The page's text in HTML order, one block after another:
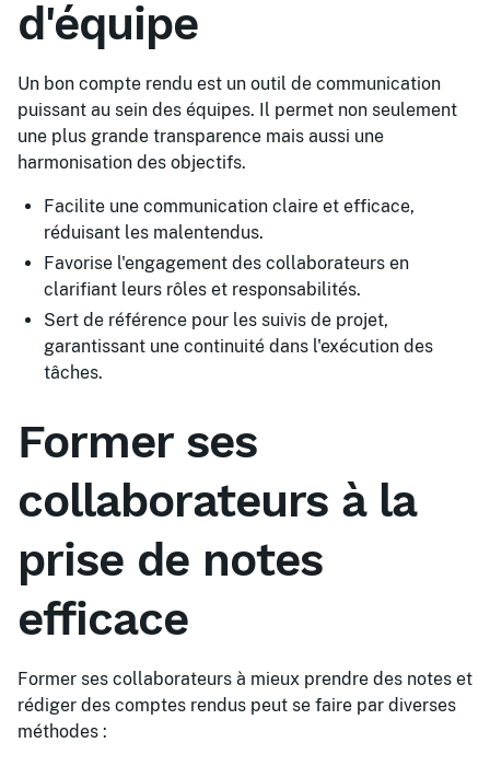
d'équipe
Un bon compte rendu est un outil de communication
puissant au sein des équipes. Il permet non seulement
une plus grande transparence mais aussi une
harmonisation des objectifs.
Facilite une communication claire et efficace,
réduisant les malentendus.
Favorise l'engagement des collaborateurs en
clarifiant leurs rôles et responsabilités.
Sert de référence pour les suivis de projet,
garantissant une continuité dans l'exécution des
tâches.
Former ses
collaborateurs à la
prise de notes
efficace
Former ses collaborateurs à mieux prendre des notes et
rédiger des comptes rendus peut se faire par diverses
méthodes :